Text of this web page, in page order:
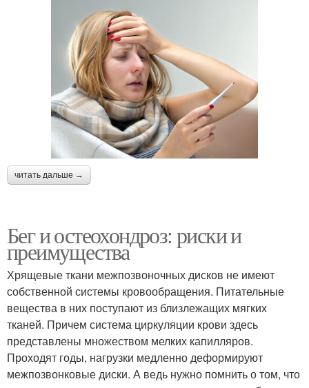
читать дальше →
Бег и остеохондроз: риски и
преимущества
Хрящевые ткани межпозвоночных дисков не имеют
собственной системы кровообращения. Питательные
вещества в них поступают из близлежащих мягких
тканей. Причем система циркуляции крови здесь
представлены множеством мелких капилляров.
Проходят годы, нагрузки медленно деформируют
межпозвонковые диски. А ведь нужно помнить о том, что